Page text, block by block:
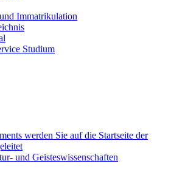
Immatrikulation
Studium
und Geisteswissenschaften